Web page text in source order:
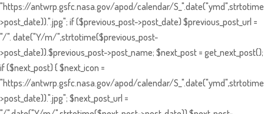
"https://antwrp.gsfc.nasa.gov/apod/calendar/
>post_date)).".jpg"; if ($previous_post->post_date) $previous_post_url =
"/". date("Y/m/",strtotime($previous_post-
>post_date)).$previous_post->post_name; $next_post = get_next_post();
if ($next_post) { $next_icon =
"https://antwrp.gsfc.nasa.gov/apod/calendar/
>post_date)).".jpg"; $next_post_url =